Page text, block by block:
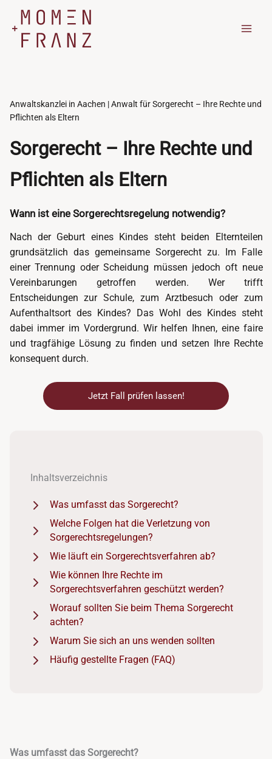
Inhalt
springen
Anwaltskanzlei in Aachen | Anwalt für Sorgerecht – Ihre Rechte und
Pflichten als Eltern
Sorgerecht – Ihre Rechte und
Pflichten als Eltern
Wann ist eine Sorgerechtsregelung notwendig?
Nach der Geburt eines Kindes steht beiden Elternteilen
grundsätzlich das gemeinsame Sorgerecht zu. Im Falle
einer Trennung oder Scheidung müssen jedoch oft neue
Vereinbarungen getroffen werden. Wer trifft
Entscheidungen zur Schule, zum Arztbesuch oder zum
Aufenthaltsort des Kindes? Das Wohl des Kindes steht
dabei immer im Vordergrund. Wir helfen Ihnen, eine faire
und tragfähige Lösung zu finden und setzen Ihre Rechte
konsequent durch.
Jetzt Fall prüfen lassen!
Inhaltsverzeichnis
Was umfasst das Sorgerecht?
Welche Folgen hat die Verletzung von
Sorgerechtsregelungen?
Wie läuft ein Sorgerechtsverfahren ab?
Wie können Ihre Rechte im
Sorgerechtsverfahren geschützt werden?
Worauf sollten Sie beim Thema Sorgerecht
achten?
Warum Sie sich an uns wenden sollten
Häufig gestellte Fragen (FAQ)
Was umfasst das Sorgerecht?